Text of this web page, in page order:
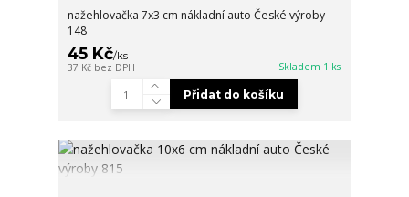
nažehlovačka 7x3 cm nákladní auto České výroby
148
45 Kč/ks
37 Kč bez DPH Skladem 1 ks
Přidat do košíku